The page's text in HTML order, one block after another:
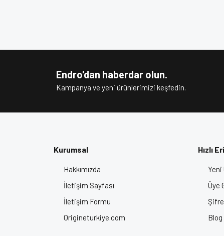
Ürün resmi kalitesiz, bozuk veya
Ürün bilgilerinde hatalar bulunuyor.
Bu ürüne benzer farklı alternatifler olmalı.
Endro'dan haberdar olun.
Kampanya ve yeni ürünlerimizi keşfedin.
Kurumsal
Hakkımızda
İletişim Sayfası
İletişim Formu
Origineturkiye.com
Hızlı
Yeni
Üye
Blog